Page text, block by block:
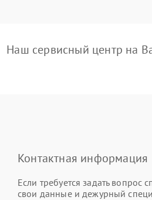
Наш сервисный центр на
Контактная информация
Если требуется задать вопрос
свои данные и дежурный